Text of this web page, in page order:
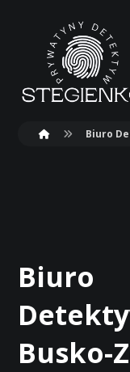
Biuro
Biuro
Busko-